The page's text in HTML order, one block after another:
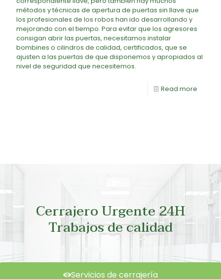
métodos y técnicas de apertura de puertas sin llave que
los profesionales de los robos han ido desarrollando y
mejorando con el tiempo. Para evitar que los agresores
consigan abrir las puertas, necesitamos instalar
bombines o cilindros de calidad, certificados, que se
ajusten a las puertas de que disponemos y apropiados al
nivel de seguridad que necesitemos.
Read more
Cerrajero Urgente 24H
Trabajos de calidad
Servicios de cerrajería